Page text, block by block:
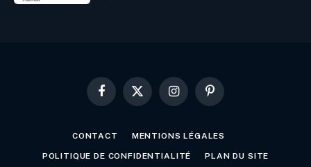
Facebook
X
InstagramPinterest
CONTACT MENTIONS LÉGALES
POLITIQUE DE CONFIDENTIALITÉ PLAN DU SITE